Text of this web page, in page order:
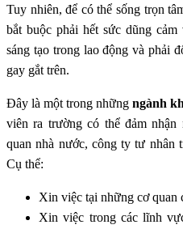
Tuy nhiên, để có thể sống trọn
bắt buộc phải hết sức dũng
sáng tạo trong lao động và phải
gay gắt trên.
Đây là một trong nhữngngành
viên ra trường có thể đảm
quan nhà nước, công ty tư nhân
Cụ thể:
Xin việc tại những cơ quan
Xin việc trong các lĩnh